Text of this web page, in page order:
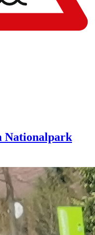
Nationalpark